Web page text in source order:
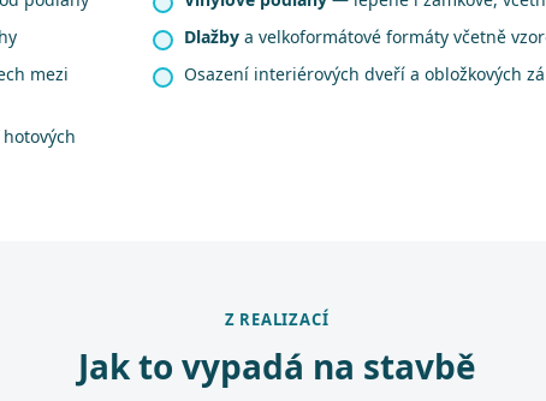
Dlažby a velkoformátové formáty včetně
mezi
Osazení interiérových dveří a obložkových
Z REALIZACÍ
Jak to vypadá na stavbě